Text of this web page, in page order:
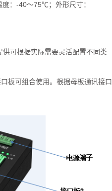
：-40～75℃；外形尺寸：
可根据实际需要灵活配置不同类
板可组合使用。根据母板通讯接口